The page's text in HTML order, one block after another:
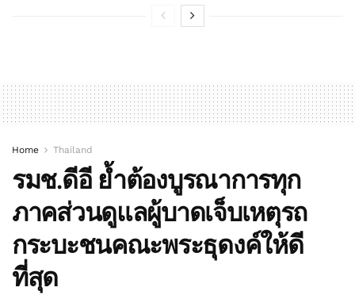
Home Thailand
รมช.ดีอี ย้ำต้องบูรณาการทุก
ภาคส่วนดูแลผู้บาดเจ็บเหตุรถ
กระบะชนคณะพระธุดงค์ให้ดี
ที่สุด